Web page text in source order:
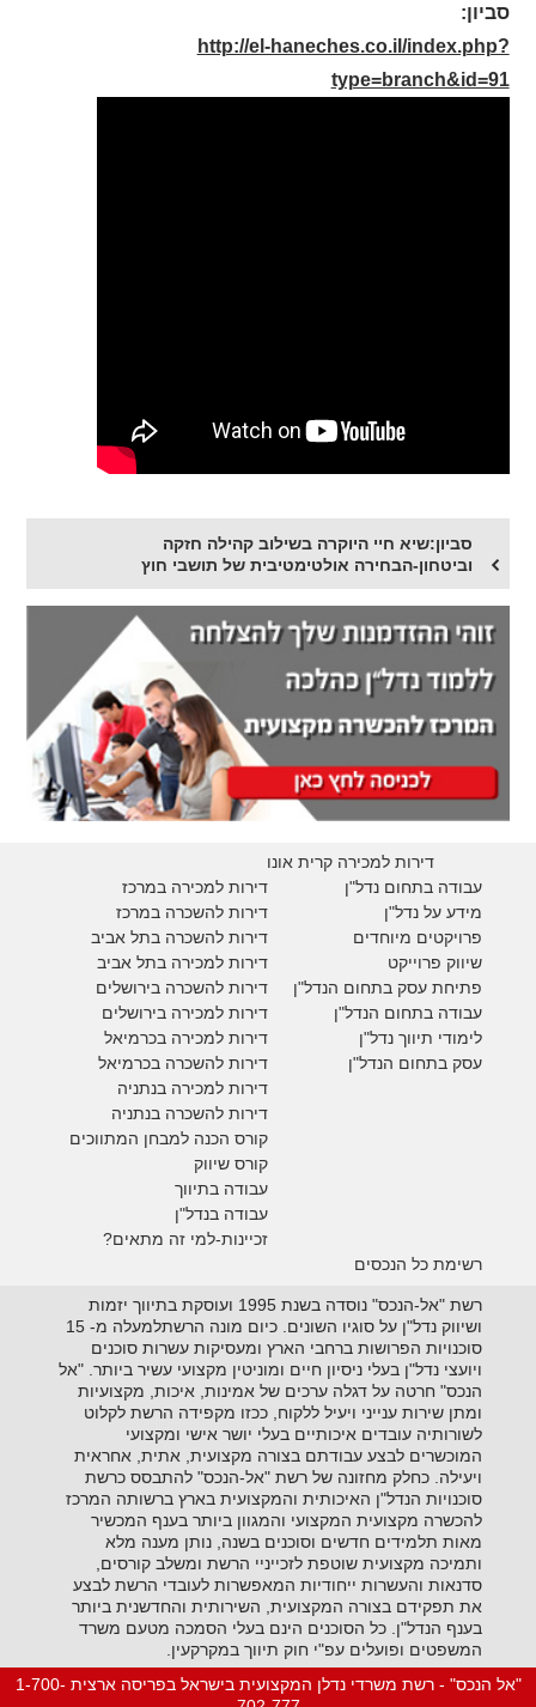
סביון:
http://el-haneches.co.il/index.php?
type=branch&id=91
סביון:שיא חיי היוקרה בשילוב קהילה חזקה
וביטחון-הבחירה אולטימטיבית של תושבי חוץ
דירות למכירה קרית אונו
דירות למכירה במרכז
דירות להשכרה במרכז
דירות להשכרה בתל אביב
דירות למכירה בתל אביב
דירות להשכרה בירושלים
דירות למכירה בירושלים
דירות למכירה בכרמיאל
דירות להשכרה בכרמיאל
דירות למכירה בנתניה
דירות להשכרה בנתניה
קורס הכנה למבחן המתווכים
קורס שיווק
עבודה בתיווך
עבודה בנדל"ן
זכיינות-למי זה מתאים?
עבודה בתחום נדל"ן
מידע על נדל"ן
פרויקטים מיוחדים
שיווק פרוייקט
פתיחת עסק בתחום הנדל"ן
עבודה בתחום הנדל"ן
לימודי תיווך נדל"ן
עסק בתחום הנדל"ן
רשימת כל הנכסים
רשת "אל-הנכס" נוסדה בשנת 1995 ועוסקת בתיווך יזמות
ושיווק נדל"ן על סוגיו השונים. כיום מונה הרשתלמעלה מ- 15
סוכנויות הפרושות ברחבי הארץ ומעסיקות עשרות סוכנים
ויועצי נדל"ן בעלי ניסיון חיים ומוניטין מקצועי עשיר ביותר. "אל
הנכס" חרטה על דגלה ערכים של אמינות, איכות, מקצועיות
ומתן שירות ענייני ויעיל ללקוח, ככזו מקפידה הרשת לקלוט
לשורותיה עובדים איכותיים בעלי יושר אישי ומקצועי
המוכשרים לבצע עבודתם בצורה מקצועית, אתית, אחראית
ויעילה. כחלק מחזונה של רשת "אל-הנכס" להתבסס כרשת
סוכנויות הנדל"ן האיכותית והמקצועית בארץ ברשותה המרכז
להכשרה מקצועית המקצועי והמגוון ביותר בענף המכשיר
מאות תלמידים חדשים וסוכנים בשנה, נותן מענה מלא
ותמיכה מקצועית שוטפת לזכייניי הרשת ומשלב קורסים,
סדנאות והעשרות ייחודיות המאפשרות לעובדי הרשת לבצע
את תפקידם בצורה המקצועית, השירותית והחדשנית ביותר
בענף הנדל"ן. כל הסוכנים הינם בעלי הסמכה מטעם משרד
המשפטים ופועלים עפ"י חוק תיווך במקרקעין.
"אל הנכס" - רשת משרדי נדלן המקצועית בישראל בפריסה ארצית 1-700-